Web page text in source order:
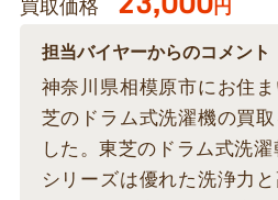
買取価格 円
担当バイヤーからのコメント
神奈川県相模原市にお住
芝のドラム式洗濯機の買
した。東芝のドラム式洗濯
シリーズは優れた洗浄力